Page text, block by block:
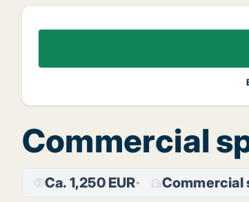
Commercial
Ca. 1,250 EUR Commercial